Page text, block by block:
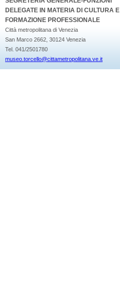
DELEGATE IN MATERIA DI CULTURA E
FORMAZIONE PROFESSIONALE
Città metropolitana di Venezia
San Marco 2662, 30124 Venezia
Tel. 041/2501780
museo.torcello@cittametropolitana.ve.it